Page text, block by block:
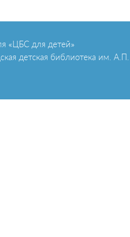
«ЦБС для детей»
детская библиотека им. А.П.